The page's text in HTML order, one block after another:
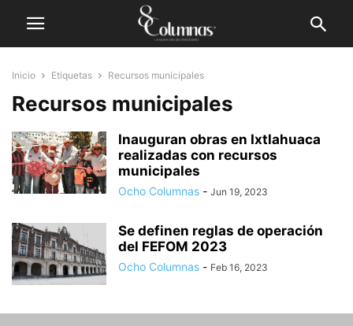
Inicio Etiquetas Recursos municipales
Recursos municipales
Inauguran obras en Ixtlahuaca
realizadas con recursos
municipales
Ocho Columnas - Jun 19, 2023
Se definen reglas de operación
del FEFOM 2023
Ocho Columnas - Feb 16, 2023